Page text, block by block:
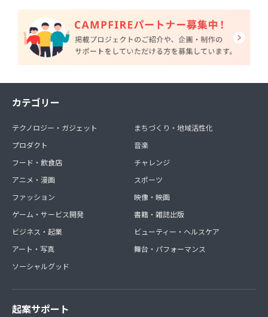
カテゴリー
テクノロジー・ガジェット
プロダクト
フード・飲食店
アニメ・漫画
ファッション
ゲーム・サービス開発
ビジネス・起業
アート・写真
ソーシャルグッド
まちづくり・地域活性化
音楽
チャレンジ
スポーツ
映像・映画
書籍・雑誌出版
ビューティー・ヘルスケア
舞台・パフォーマンス
起案サポート